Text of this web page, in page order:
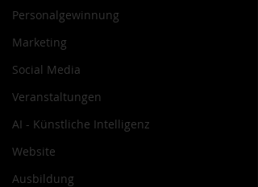
Personalgewinnung
Marketing
Social Media
Veranstaltungen
AI - Künstliche Intelligenz
Website
Ausbildung